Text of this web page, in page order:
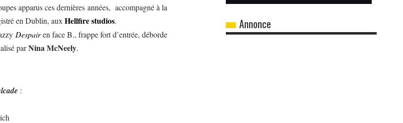
apparus ces dernières années, accompagné à la
en Dublin, auxHellfire studios.
Despair en face B., frappe fort d’entrée, déborde
parNina McNeely.
:
Annonce